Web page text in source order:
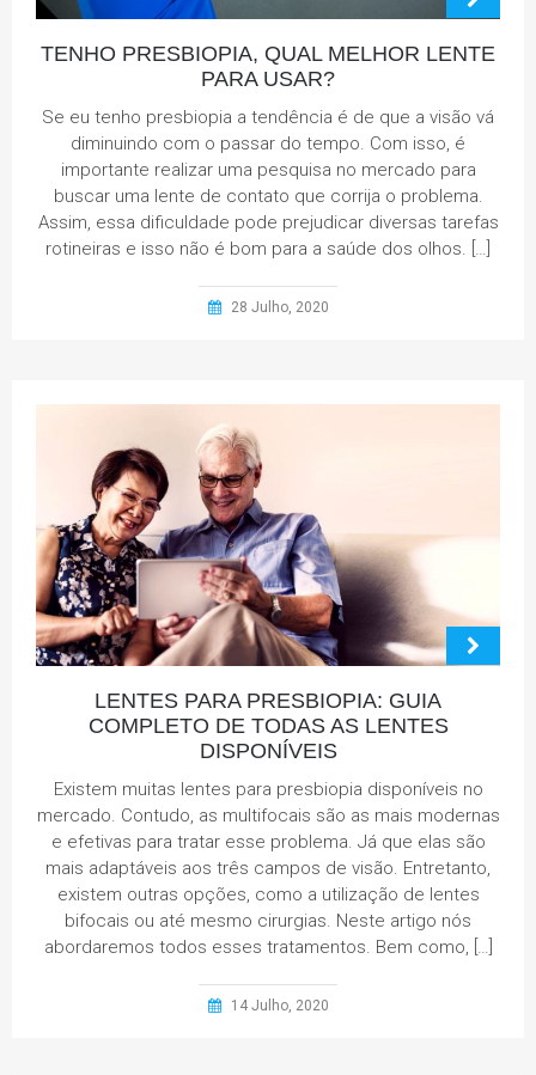
TENHO PRESBIOPIA, QUAL MELHOR LENTE
PARA USAR?
Se eu tenho presbiopia a tendência é de que a visão vá
diminuindo com o passar do tempo. Com isso, é
importante realizar uma pesquisa no mercado para
buscar uma lente de contato que corrija o problema.
Assim, essa dificuldade pode prejudicar diversas tarefas
rotineiras e isso não é bom para a saúde dos olhos. […]
28 Julho, 2020
LENTES PARA PRESBIOPIA: GUIA
COMPLETO DE TODAS AS LENTES
DISPONÍVEIS
Existem muitas lentes para presbiopia disponíveis no
mercado. Contudo, as multifocais são as mais modernas
e efetivas para tratar esse problema. Já que elas são
mais adaptáveis aos três campos de visão. Entretanto,
existem outras opções, como a utilização de lentes
bifocais ou até mesmo cirurgias. Neste artigo nós
abordaremos todos esses tratamentos. Bem como, […]
14 Julho, 2020